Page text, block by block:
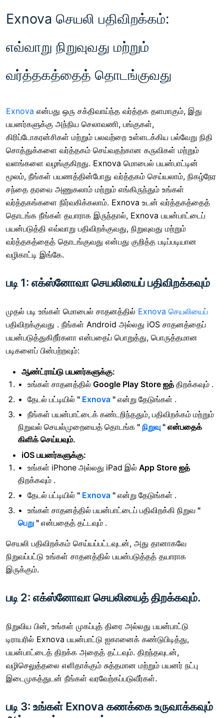
Exnova செயலி பதிவிறக்கம்:
எவ்வாறு நிறுவுவது மற்றும்
வர்த்தகத்தைத் தொடங்குவது
Exnova என்பது ஒரு சக்திவாய்ந்த வர்த்தக தளமாகும், இது
பயனர்களுக்கு அந்நிய செலாவணி, பங்குகள்,
கிரிப்டோகரன்சிகள் மற்றும் பலவற்றை உள்ளடக்கிய பல்வேறு நிதி
சொத்துக்களை வர்த்தகம் செய்வதற்கான கருவிகள் மற்றும்
வளங்களை வழங்குகிறது. Exnova மொபைல் பயன்பாட்டின்
மூலம், நீங்கள் பயணத்தின்போது வர்த்தகம் செய்யலாம், நிகழ்நேர
சந்தை தரவை அணுகலாம் மற்றும் எங்கிருந்தும் உங்கள்
வர்த்தகங்களை நிர்வகிக்கலாம். Exnova உடன் வர்த்தகத்தைத்
தொடங்க நீங்கள் தயாராக இருந்தால், Exnova பயன்பாட்டைப்
பயன்படுத்தி எவ்வாறு பதிவிறக்குவது, நிறுவுவது மற்றும்
வர்த்தகத்தைத் தொடங்குவது என்பது குறித்த படிப்படியான
வழிகாட்டி இங்கே.
படி 1: எக்ஸ்னோவா செயலியைப் பதிவிறக்கவும்
முதல் படி உங்கள் மொபைல் சாதனத்தில் Exnova செயலியைப்
பதிவிறக்குவது . நீங்கள் Android அல்லது iOS சாதனத்தைப்
பயன்படுத்துகிறீர்களா என்பதைப் பொறுத்து, பொருத்தமான
படிகளைப் பின்பற்றவும்:
ஆண்ட்ராய்டு பயனர்களுக்கு:
உங்கள் சாதனத்தில் Google Play Store ஐத் திறக்கவும் .
தேடல் பட்டியில் " Exnova " என்று தேடுங்கள் .
நீங்கள் பயன்பாட்டைக் கண்டறிந்ததும், பதிவிறக்கம் மற்றும்
நிறுவல் செயல்முறையைத் தொடங்க " நிறுவு " என்பதைக்
கிளிக் செய்யவும்.
iOS பயனர்களுக்கு:
உங்கள் iPhone அல்லது iPad இல் App Store ஐத்
திறக்கவும் .
தேடல் பட்டியில் " Exnova " என்று தேடுங்கள் .
உங்கள் சாதனத்தில் பயன்பாட்டைப் பதிவிறக்கி நிறுவ "
பெறு " என்பதைத் தட்டவும் .
செயலி பதிவிறக்கம் செய்யப்பட்டவுடன், அது தானாகவே
நிறுவப்பட்டு உங்கள் சாதனத்தில் பயன்படுத்தத் தயாராக
இருக்கும்.
படி 2: எக்ஸ்னோவா செயலியைத் திறக்கவும்.
நிறுவிய பின், உங்கள் முகப்புத் திரை அல்லது பயன்பாட்டு
டிராயரில் Exnova பயன்பாட்டு ஐகானைக் கண்டுபிடித்து,
பயன்பாட்டைத் திறக்க அதைத் தட்டவும். திறந்தவுடன்,
வழிசெலுத்தலை எளிதாக்கும் சுத்தமான மற்றும் பயனர் நட்பு
இடைமுகத்துடன் நீங்கள் வரவேற்கப்படுவீர்கள்.
படி 3: உங்கள் Exnova கணக்கை உருவாக்கவும்